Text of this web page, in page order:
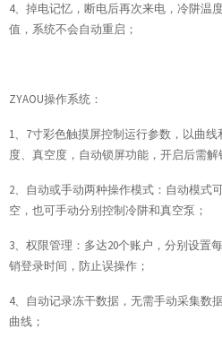
4、掉电记忆，断电后再次来电，冷阱温
值，系统不会自动重启；
ZYAOU操作系统：
1、7寸彩色触摸屏控制运行参数，以曲
度、真空度，自动锁屏功能，开启后需
2、自动或手动两种操作模式：自动模式
空，也可手动分别控制冷阱和真空泵；
3、权限管理：多达20个账户，分别设置
销登录时间，防止误操作；
4、自动记录冻干数据，无需手动采集数
曲线；